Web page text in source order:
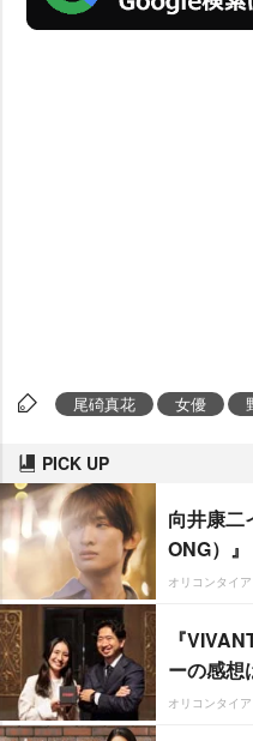
尾碕真花 女優
PICK UP
向井康二
ONG）』
オリコンタイ
『
ーの感想
オリコンタイ